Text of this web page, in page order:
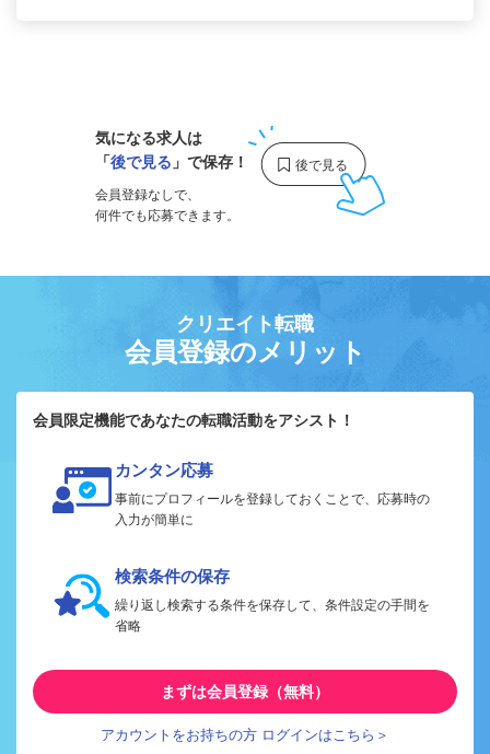
気になる求人は
「後で見る 」で保存！
会員登録なしで、
何件でも応募できます。
クリエイト転職
会員登録のメリット
会員限定機能であなたの転職活動をアシスト！
カンタン応募
事前にプロフィールを登録しておくことで、応募時の
入力が簡単に
検索条件の保存
繰り返し検索する条件を保存して、条件設定の手間を
省略
まずは会員登録（無料）
アカウントをお持ちの方 ログインはこちら＞